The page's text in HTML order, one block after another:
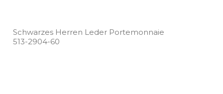
Schwarzes Herren Leder Portemonnaie
513­-2904­-60